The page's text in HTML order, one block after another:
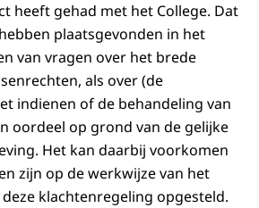
heeft gehad met het College. Dat
plaatsgevonden in het
van vragen over het brede
als over (de
indienen of de behandeling van
oordeel op grond van de gelijke
Het kan daarbij voorkomen
zijn op de werkwijze van het
klachtenregeling opgesteld.